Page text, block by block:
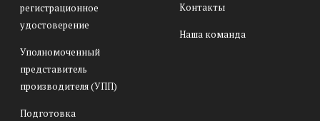
регистрационное
удостоверение
Уполномоченный
представитель
производителя (УПП)
Подготовка
Контакты
Наша команда